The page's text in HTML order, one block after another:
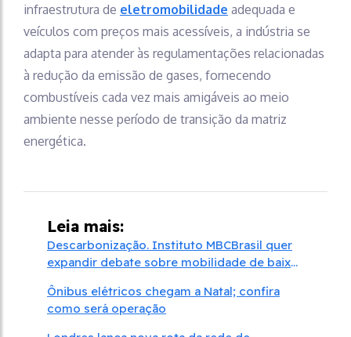
infraestrutura de eletromobilidade adequada e
veículos com preços mais acessíveis, a indústria se
adapta para atender às regulamentações relacionadas
à redução da emissão de gases, fornecendo
combustíveis cada vez mais amigáveis ao meio
ambiente nesse período de transição da matriz
energética.
Leia mais:
Descarbonização. Instituto MBCBrasil quer
expandir debate sobre mobilidade de baixo
Ônibus elétricos chegam a Natal; confira
como será operação